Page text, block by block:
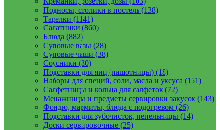
Подносы, столики в постель (138)
Тарелки (1141)
Салатники (860)
Блюда (882)
Суповые вазы (28)
Суповые чаши (38)
Соусники (80)
Подставки для яиц (пашотницы) (18)
Наборы для специй, соли, масла и уксуса (151)
Салфетницы и кольца для салфеток (72)
Менажницы и предметы сервировки закусок (143)
Фондю, мармиты, блюда с подогревом (26)
Подставки для зубочисток, пепельницы (14)
Доски сервировочные (25)